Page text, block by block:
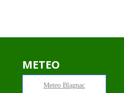
METEO
Meteo Blagnac